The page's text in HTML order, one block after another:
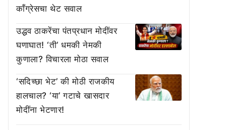
काँग्रेसचा थेट सवाल
उद्धव ठाकरेंचा पंतप्रधान मोदींवर
घणाघात! ‘ती’ धमकी नेमकी
कुणाला? विचारला मोठा सवाल
‘सदिच्छा भेट’ की मोठी राजकीय
हालचाल? ‘या’ गटाचे खासदार
मोदींना भेटणार!